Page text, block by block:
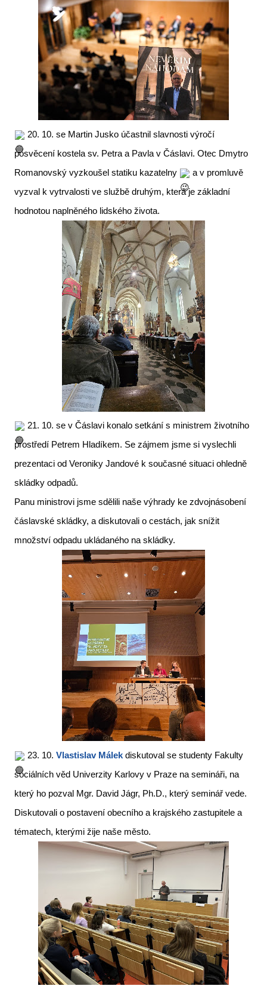
20. 10. se Martin Jusko účastnil slavnosti výročí
posvěcení kostela sv. Petra a Pavla v Čáslavi. Otec Dmytro
Romanovský vyzkoušel statiku kazatelny
a v promluvě
vyzval k vytrvalosti ve službě druhým, která je základní
hodnotou naplněného lidského života.
21. 10. se v Čáslavi konalo setkání s ministrem životního
prostředí Petrem Hladíkem. Se zájmem jsme si vyslechli
prezentaci od Veroniky Jandové k současné situaci ohledně
skládky odpadů.
Panu ministrovi jsme sdělili naše výhrady ke zdvojnásobení
čáslavské skládky, a diskutovali o cestách, jak snížit
množství odpadu ukládaného na skládky.
23. 10. Vlastislav Málek diskutoval se studenty Fakulty
sociálních věd Univerzity Karlovy v Praze na semináři, na
který ho pozval Mgr. David Jágr, Ph.D., který seminář vede.
Diskutovali o postavení obecního a krajského zastupitele a
tématech, kterými žije naše město.